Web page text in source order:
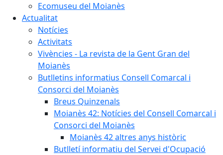
Ecomuseu del Moianès
Actualitat
Notícies
Activitats
Vivències - La revista de la Gent Gran del
Moianès
Butlletins informatius Consell Comarcal i
Consorci del Moianès
Breus Quinzenals
Moianès 42: Notícies del Consell Comarcal i
Consorci del Moianès
Moianès 42 altres anys històric
Butlletí informatiu del Servei d'Ocupació